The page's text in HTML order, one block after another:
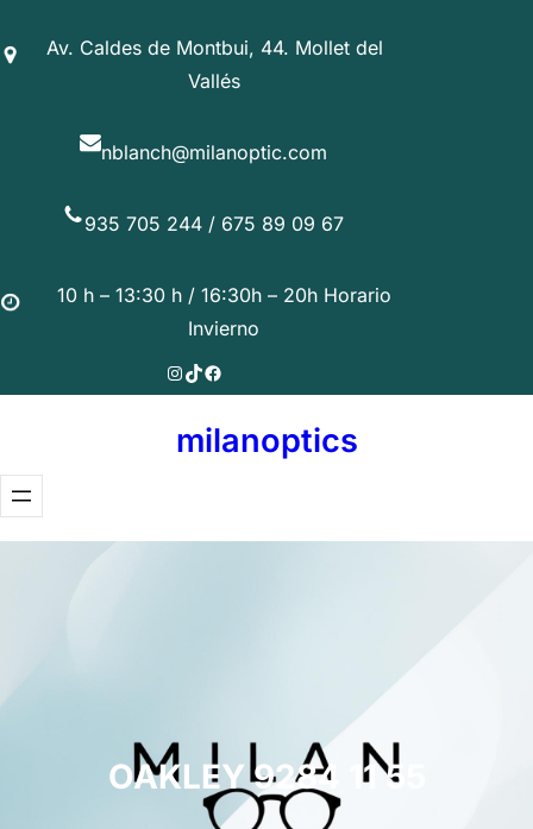
al
Av. Caldes de Montbui, 44. Mollet del
Vallés
nblanch@milanoptic.com
935 705 244 / 675 89 09 67
10 h – 13:30 h / 16:30h – 20h Horario
Invierno
Instagram
TikTok
Facebook
milanoptics
OAKLEY 9284 11 55